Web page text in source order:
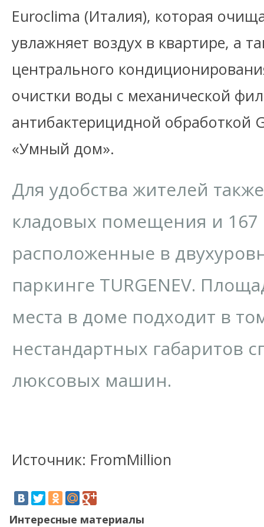
Euroclima (Италия), которая
увлажняет воздух в квартире, а
центрального
очистки воды с механической
антибактерицидной обработкой
«Умный дом».
Для удобства жителей
кладовых помещения и
расположенные в
паркинге TURGENEV.
места в доме подходит в
нестандартных габаритов
люксовых машин.
Источник: FromMillion
Интересные материалы